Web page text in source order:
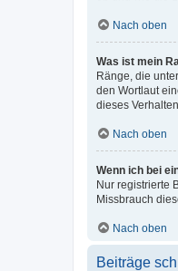
Nach oben
Was ist mein
Ränge, die
den Wortlaut
dieses
Nach oben
Wenn ich bei
Nur registrierte
Missbrauch
Nach oben
Beiträge